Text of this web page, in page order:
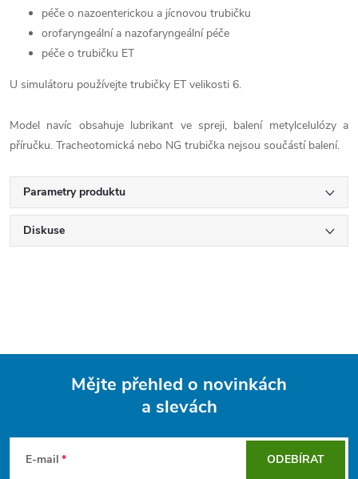
péče o nazoenterickou a jícnovou trubičku
orofaryngeální a nazofaryngeální péče
péče o trubičku ET
U simulátoru používejte trubičky ET velikosti 6.
Model navíc obsahuje lubrikant ve spreji, balení metylcelulózy a
příručku. Tracheotomická nebo NG trubička nejsou součástí balení.
Parametry produktu
Diskuse
Mějte přehled o novinkách
a slevách
E-mail ODEBÍRAT